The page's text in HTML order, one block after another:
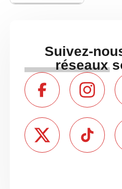
Suivez-
réseaux